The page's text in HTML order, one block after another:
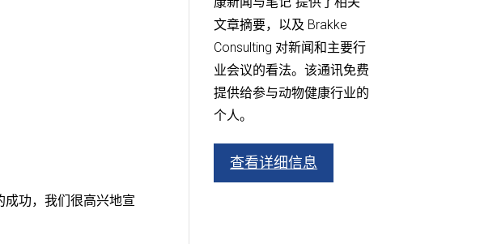
功，我们很高兴地宣
文章摘要，以及 Brakke
Consulting 对新闻和主要行
业会议的看法。该通讯免费
提供给参与动物健康行业的
个人。
查看详细信息